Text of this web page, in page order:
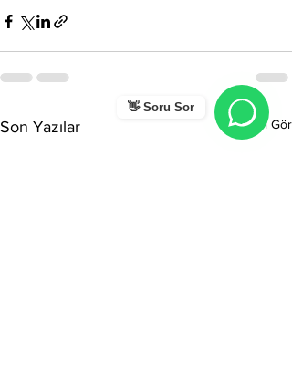
👋 Soru Sor
Son Yazılar Hepsini Gör